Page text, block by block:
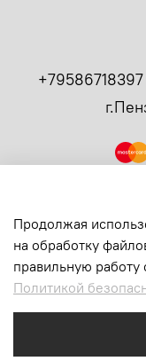
+79586718397
Вся продукция
Все права
ИП Богданова
ИНН:
ОГРНИП:
Продолжая
на обработку
правильную работу
Политикой